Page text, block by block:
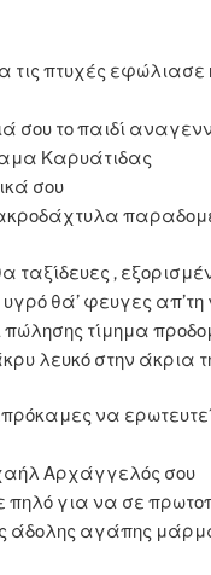
τις πτυχές εφώλιασε
σου το παιδί
Καρυάτιδας
σου
ταξίδευες ,
θά’ φευγες απ’τη
τίμημα
λευκό στην άκρια
να
Αρχάγγελός σου
πηλό για να σε
άδολης αγάπης